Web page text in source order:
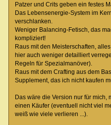
Patzer und Crits geben ein festes
Das Lebensenergie-System im
verschlanken.
Weniger Balancing-Fetisch, das
kompliziert!
Raus mit den Meisterschaften,
hier auch weniger detailliert
Regeln für Spezialmanöver).
Raus mit dem Crafting aus dem
Supplement, das ich nicht kaufen
Das wäre die Version nur für mich,
einen Käufer (eventuell nicht viel
weiß wie viele verlieren ...).